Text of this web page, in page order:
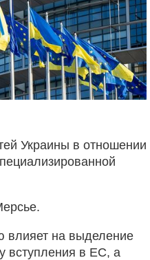
Украины в отношении
влияет на выделение
вступления в ЕС, а